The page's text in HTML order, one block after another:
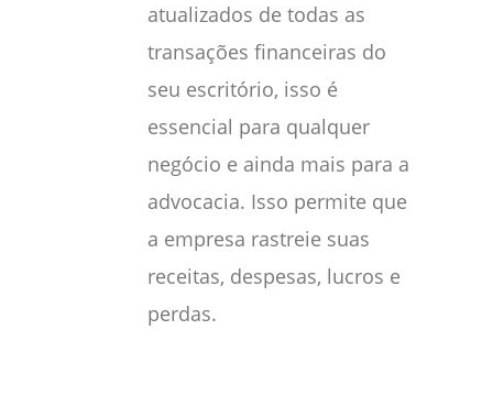
atualizados de todas as
transações financeiras do
seu escritório, isso é
essencial para qualquer
negócio e ainda mais para a
advocacia. Isso permite que
a empresa rastreie suas
receitas, despesas, lucros e
perdas.